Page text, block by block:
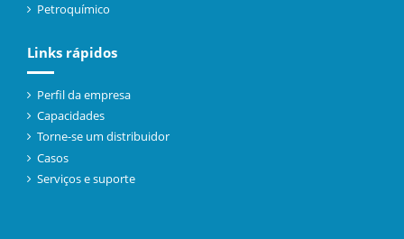
Petroquímico
Links rápidos
Perfil da empresa
Capacidades
Torne-se um distribuidor
Casos
Serviços e suporte